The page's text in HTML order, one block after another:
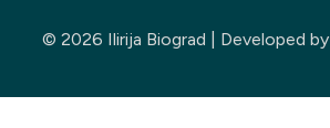
© 2026 Ilirija Biograd | Developed by